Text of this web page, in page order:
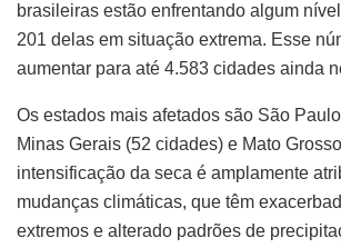
brasileiras estão enfrentando algum
201 delas em situação extrema. Esse
aumentar para até 4.583 cidades ainda
Os estados mais afetados são São
Minas Gerais (52 cidades) e Mato
intensificação da seca é amplamente
mudanças climáticas, que têm
extremos e alterado padrões de